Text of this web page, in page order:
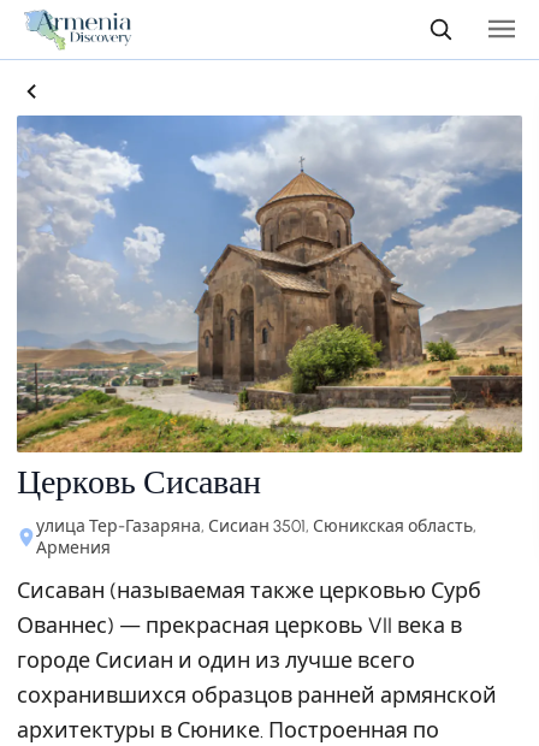
Церковь Сисаван
улица Тер-Газаряна, Сисиан 3501, Сюникская область,
Армения
Сисаван (называемая также церковью Сурб
Ованнес) — прекрасная церковь VII века в
городе Сисиан и один из лучше всего
сохранившихся образцов ранней армянской
архитектуры в Сюнике. Построенная по